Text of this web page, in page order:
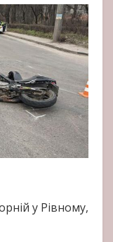
у Рівному,